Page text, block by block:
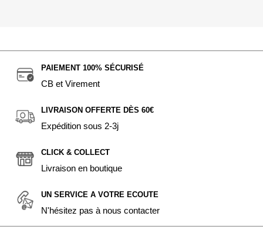
PAIEMENT 100% SÉCURISÉ
CB et Virement
LIVRAISON OFFERTE DÈS 60€
Expédition sous 2-3j
CLICK & COLLECT
Livraison en boutique
UN SERVICE A VOTRE ECOUTE
N'hésitez pas à nous contacter